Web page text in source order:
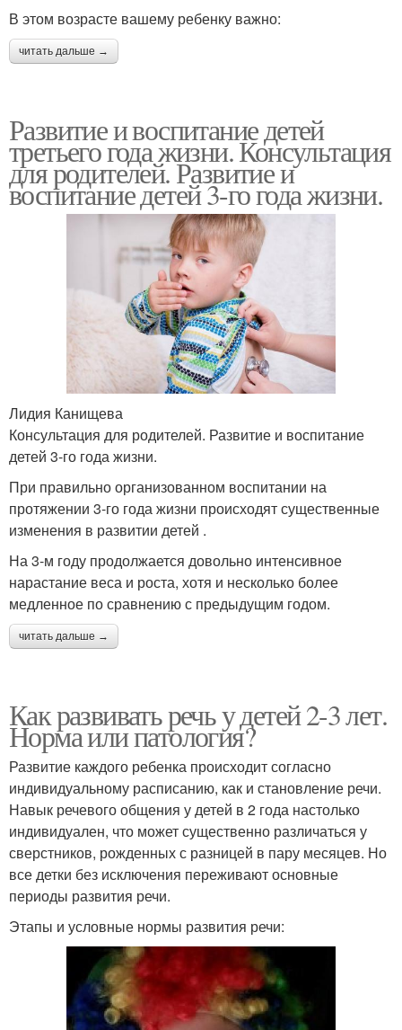
В этом возрасте вашему ребенку важно:
читать дальше →
Развитие и воспитание детей
третьего года жизни. Консультация
для родителей. Развитие и
воспитание детей 3-го года жизни.
Лидия Канищева
Консультация для родителей. Развитие и воспитание
детей 3-го года жизни.
При правильно организованном воспитании на
протяжении 3-го года жизни происходят существенные
изменения в развитии детей .
На 3-м году продолжается довольно интенсивное
нарастание веса и роста, хотя и несколько более
медленное по сравнению с предыдущим годом.
читать дальше →
Как развивать речь у детей 2-3 лет.
Норма или патология?
Развитие каждого ребенка происходит согласно
индивидуальному расписанию, как и становление речи.
Навык речевого общения у детей в 2 года настолько
индивидуален, что может существенно различаться у
сверстников, рожденных с разницей в пару месяцев. Но
все детки без исключения переживают основные
периоды развития речи.
Этапы и условные нормы развития речи: